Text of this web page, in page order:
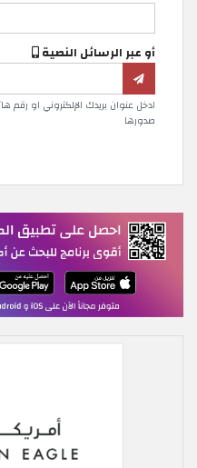
أو عبر الرسائل النصية
ادخل عنوان بريدك الإلكتروني او
صدورها